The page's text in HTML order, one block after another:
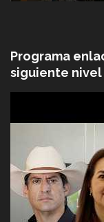
Programa
siguiente nivel